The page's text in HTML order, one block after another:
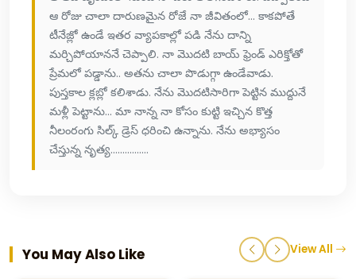
ఆ రోజు చాలా దారుణమైన రోజే నా జీవితంలో... కాకపోతే
టీనేజ్లో ఉండే ఇతర వ్యాపకాల్లో పడి నేను దాన్ని
మర్చిపోయాననే చెప్పాలి. నా మొదటి బాయ్ ఫ్రెండ్ ఎరిక్తోతో
ప్రేమలో పడ్డాను.. అతను చాలా పొడుగ్గా ఉండేవాడు.
పుస్తకాల క్లబ్లో కలిశాడు. నేను మొదటిసారిగా పెట్టిన ముద్దునే
మళ్లీ పెట్టాను... మా నాన్న నా కోసం కుట్టి ఇచ్చిన కొత్త
నీలంరంగు సిల్క్ డ్రెస్ ధరించి ఉన్నాను. నేను అభ్యాసం
చేస్తున్న నృత్య................
You May Also Like View All